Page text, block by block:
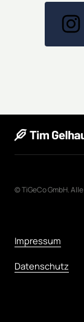
© TiGeCo GmbH. Alle
Impressum
Datenschutz